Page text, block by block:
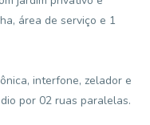
área de serviço e 1
interfone, zelador e
por 02 ruas paralelas.